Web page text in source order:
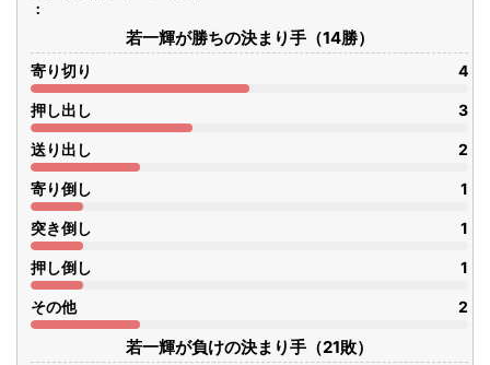
若一輝が勝ちの決まり手（14勝）
寄り切り 4
押し出し 3
送り出し 2
寄り倒し 1
突き倒し 1
押し倒し 1
その他 2
若一輝が負けの決まり手（21敗）